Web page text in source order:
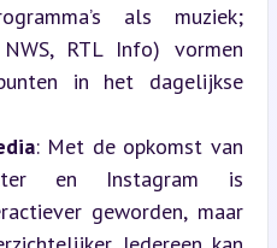
als muziek;
RTL Info) vormen
in het dagelijkse
: Met de opkomst van
en Instagram is
geworden, maar